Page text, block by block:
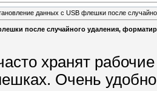
данных с USB флешки после
после случайного удаления,
хранят
Очень